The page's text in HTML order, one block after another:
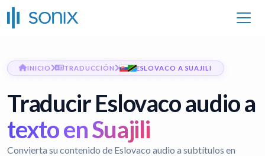
INICIO TRADUCCIÓN ESLOVACO A SUAJILI
Traducir Eslovaco audio a
texto en Suajili
Convierta su contenido de Eslovaco audio a subtítulos en